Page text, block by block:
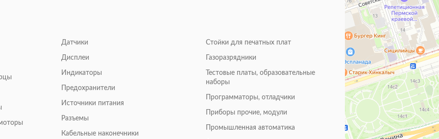
Датчики
Дисплеи
Индикаторы
Предохранители
Источники питания
Разъемы
Кабельные наконечники
Стойки для печатных плат
Газоразрядники
Тестовые платы, образовательные
наборы
Программаторы, отладчики
Приборы прочие, модули
Промышленная автоматика